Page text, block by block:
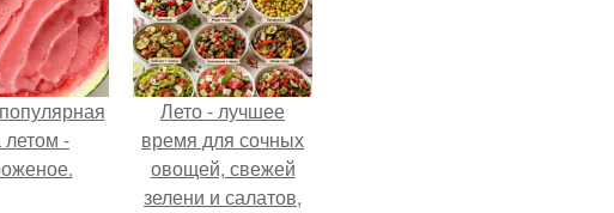
путешествия в
Италию.
летом -
Лето - лучшее
время для сочных
овощей, свежей
зелени и салатов,